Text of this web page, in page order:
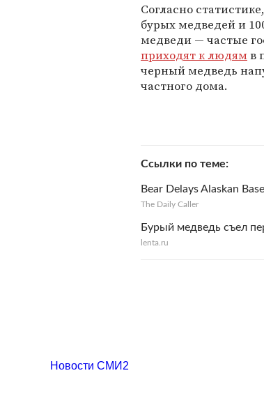
Согласно
бурых медведей и
медведи — частые
приходят к людямв
черный медведь
частного дома.
Ссылки по теме
Bear Delays Alaskan
The Daily Caller
Бурый медведь съел
lenta.ru
Новости СМИ2